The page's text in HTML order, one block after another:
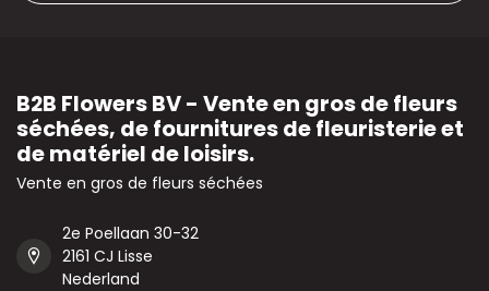
B2B Flowers BV - Vente en gros de fleurs
séchées, de fournitures de fleuristerie et
de matériel de loisirs.
Vente en gros de fleurs séchées
2e Poellaan 30-32
2161 CJ Lisse
Nederland